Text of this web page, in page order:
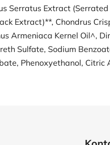
Serratus Extract
Extract)**, Chondrus
Armeniaca Kernel Oil^,
Sulfate, Sodium
Phenoxyethanol, Citric